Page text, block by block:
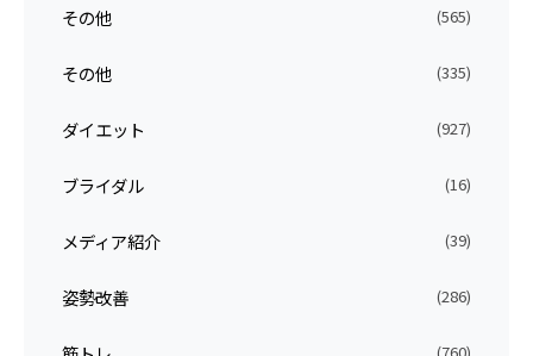
その他 (565)
その他 (335)
ダイエット (927)
ブライダル (16)
メディア紹介 (39)
姿勢改善 (286)